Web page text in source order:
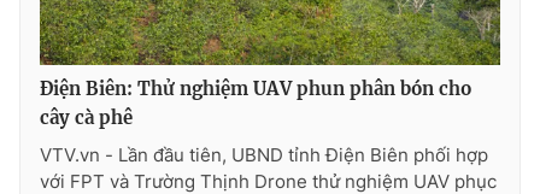
Điện Biên: Thử nghiệm UAV phun phân bón cho
cây cà phê
VTV.vn - Lần đầu tiên, UBND tỉnh Điện Biên phối hợp
với FPT và Trường Thịnh Drone thử nghiệm UAV phục